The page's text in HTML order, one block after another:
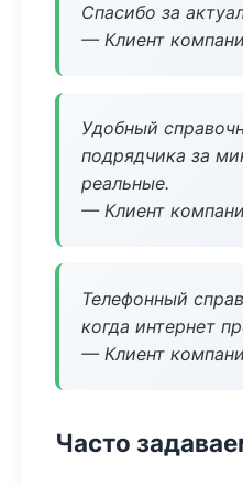
Спасибо за
— Клиент
Удобный
подрядчика за
реальные.
— Клиент
Телефонный
когда интернет
— Клиент
Часто